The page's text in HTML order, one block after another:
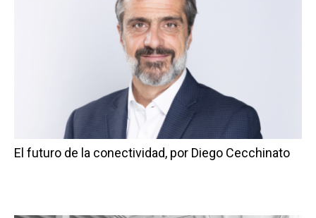
El futuro de la conectividad, por Diego Cecchinato